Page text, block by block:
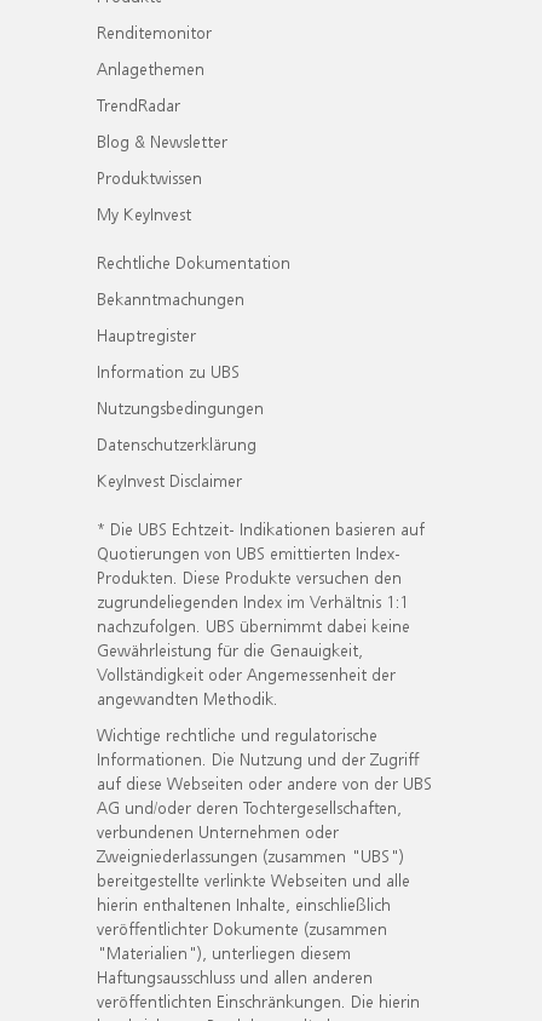
Renditemonitor
Anlagethemen
TrendRadar
Blog & Newsletter
Produktwissen
My KeyInvest
Rechtliche Dokumentation
Bekanntmachungen
Hauptregister
Information zu UBS
Nutzungsbedingungen
Datenschutzerklärung
KeyInvest Disclaimer
* Die UBS Echtzeit- Indikationen basieren auf
Quotierungen von UBS emittierten Index-
Produkten. Diese Produkte versuchen den
zugrundeliegenden Index im Verhältnis 1:1
nachzufolgen. UBS übernimmt dabei keine
Gewährleistung für die Genauigkeit,
Vollständigkeit oder Angemessenheit der
angewandten Methodik.
Wichtige rechtliche und regulatorische
Informationen. Die Nutzung und der Zugriff
auf diese Webseiten oder andere von der UBS
AG und/oder deren Tochtergesellschaften,
verbundenen Unternehmen oder
Zweigniederlassungen (zusammen "UBS")
bereitgestellte verlinkte Webseiten und alle
hierin enthaltenen Inhalte, einschließlich
veröffentlichter Dokumente (zusammen
"Materialien"), unterliegen diesem
Haftungsausschluss und allen anderen
veröffentlichten Einschränkungen. Die hierin